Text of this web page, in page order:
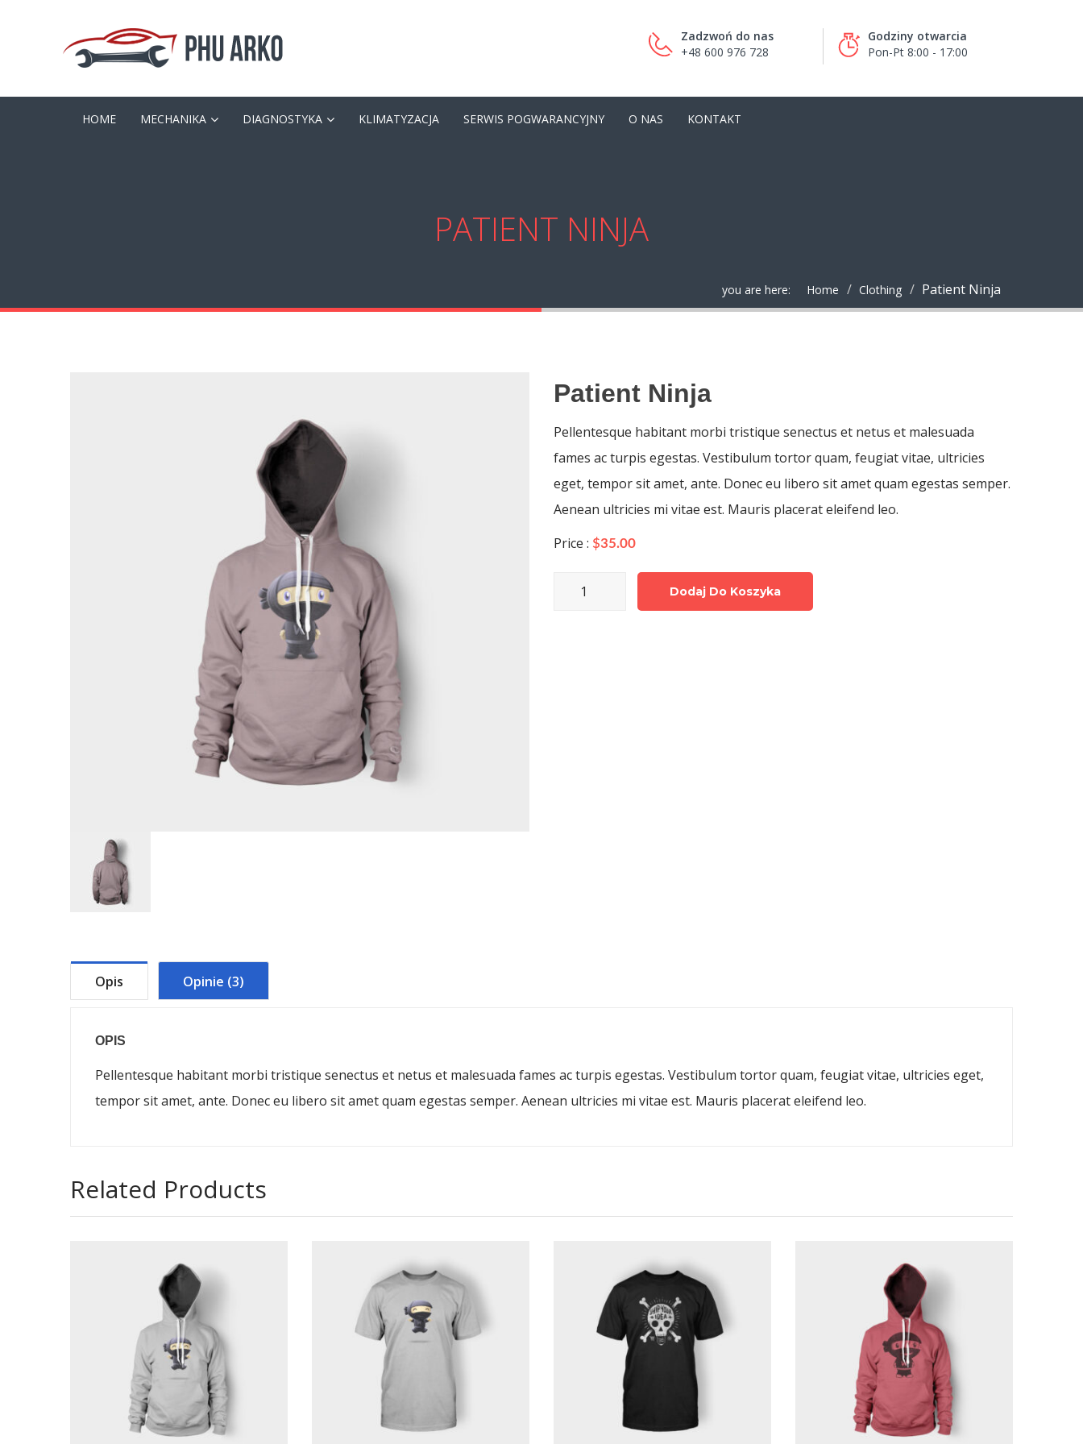
Zadzwoń do nas
+48 600 976 728
Godziny otwarcia
Pon-Pt 8:00 - 17:00
HOME MECHANIKA DIAGNOSTYKA KLIMATYZACJA SERWIS POGWARANCYJNY O NAS KONTAKT
PATIENT NINJA
you are here: Home Clothing Patient Ninja
Patient Ninja
Pellentesque habitant morbi tristique senectus et netus et malesuada
fames ac turpis egestas. Vestibulum tortor quam, feugiat vitae, ultricies
eget, tempor sit amet, ante. Donec eu libero sit amet quam egestas semper.
Aenean ultricies mi vitae est. Mauris placerat eleifend leo.
Price : $35.00
Dodaj Do Koszyka
Opis Opinie (3)
OPIS
Pellentesque habitant morbi tristique senectus et netus et malesuada fames ac turpis egestas. Vestibulum tortor quam, feugiat vitae, ultricies eget,
tempor sit amet, ante. Donec eu libero sit amet quam egestas semper. Aenean ultricies mi vitae est. Mauris placerat eleifend leo.
Related Products